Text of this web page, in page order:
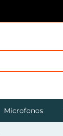
Microfonos